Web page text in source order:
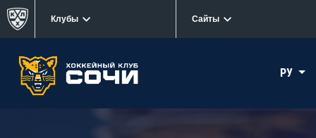
Клубы Сайты
РУ